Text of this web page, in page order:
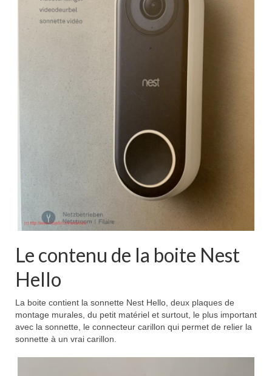
Le contenu de la boite Nest
Hello
La boite contient la sonnette Nest Hello, deux plaques de
montage murales, du petit matériel et surtout, le plus important
avec la sonnette, le connecteur carillon qui permet de relier la
sonnette à un vrai carillon.